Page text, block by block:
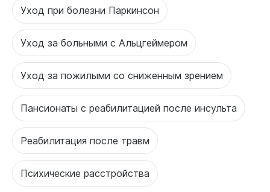
Уход при болезни Паркинсон
Уход за больными с Альцгеймером
Уход за пожилыми со сниженным зрением
Пансионаты с реабилитацией после инсульта
Реабилитация после травм
Психические расстройства